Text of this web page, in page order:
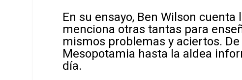
En su ensayo, Ben Wilson
menciona otras tantas para
mismos problemas y aciertos.
Mesopotamia hasta la aldea
día.